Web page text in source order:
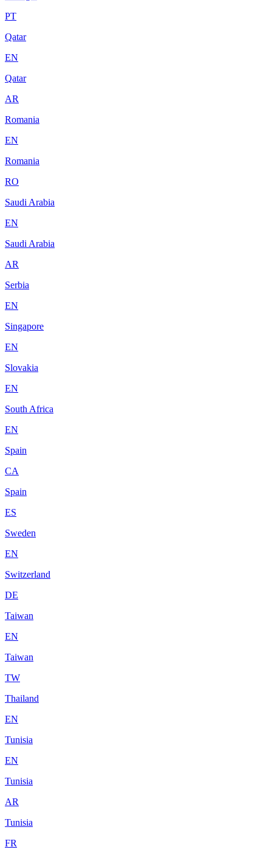
PT
Qatar
EN
Qatar
AR
Romania
EN
Romania
RO
Saudi Arabia
EN
Saudi Arabia
AR
Serbia
EN
Singapore
EN
Slovakia
EN
South Africa
EN
Spain
CA
Spain
ES
Sweden
EN
Switzerland
DE
Taiwan
EN
Taiwan
TW
Thailand
EN
Tunisia
EN
Tunisia
AR
Tunisia
FR